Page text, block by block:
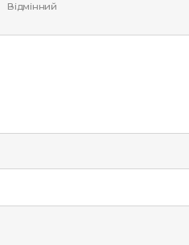
Відмінний